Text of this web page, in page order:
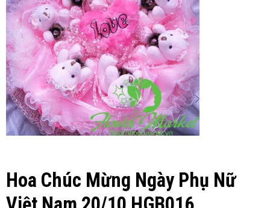
Hoa Chúc Mừng Ngày Phụ Nữ